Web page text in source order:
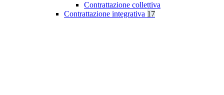
Contrattazione collettiva
Contrattazione integrativa 17